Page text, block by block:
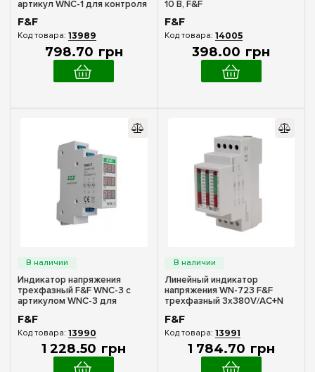
AC (переменный ток)(2)
артикул WNC-1 для контроля
F&F
13989
798.70 грн
10 В, F&F
F&F
14005
398.00 грн
Индикатор напряжения
трехфазный F&F WNC-3 с
артикулом WNC-3 для
F&F
13990
1 228.50 грн
Линейный индикатор
напряжения WN-723 F&F
трехфазный 3х380V/AC+N
F&F
13991
1 784.70 грн